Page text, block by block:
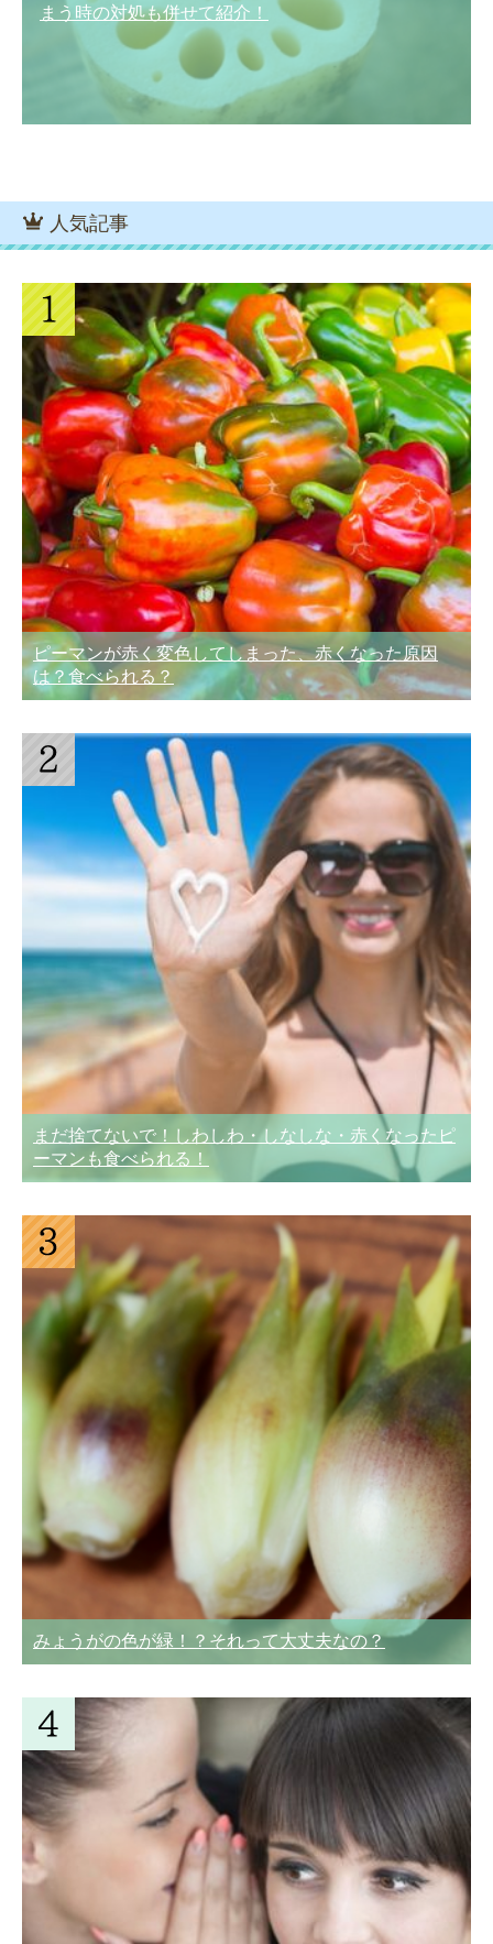
まう時の対処も併せて紹介！
人気記事
ピーマンが赤く変色してしまった、赤くなった原因
は？食べられる？
まだ捨てないで！しわしわ・しなしな・赤くなったピ
ーマンも食べられる！
みょうがの色が緑！？それって大丈夫なの？